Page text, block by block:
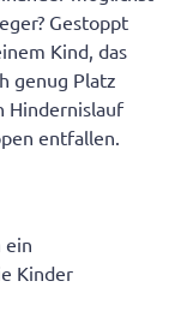
Gestoppt
Kind, das
genug Platz
Hindernislauf
entfallen.
ein
Kinder